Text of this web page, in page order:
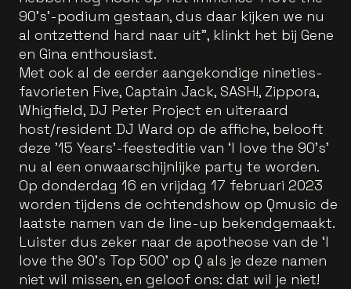
90’s’-podium gestaan, dus daar kijken we nu
al ontzettend hard naar uit", klinkt het bij Gene
en Gina enthousiast.
Met ook al de eerder aangekondige nineties-
favorieten Five, Captain Jack, SASH!, Zippora,
Whigfield, DJ Peter Project en uiteraard
host/resident DJ Ward op de affiche, belooft
deze ’15 Years’-feesteditie van ‘I love the 90’s’
nu al een onwaarschijnlijke party te worden.
Op donderdag 16 en vrijdag 17 februari 2023
worden tijdens de ochtendshow op Qmusic de
laatste namen van de line-up bekendgemaakt.
Luister dus zeker naar de apotheose van de ‘I
love the 90’s Top 500’ op Q als je deze namen
niet wil missen, en geloof ons: dat wil je niet!